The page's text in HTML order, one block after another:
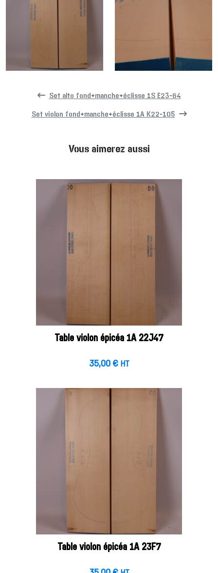
Set alto fond+manche+éclisse 1S E23-64
Set violon fond+manche+éclisse 1A K22-105
Vous aimerez aussi
Table violon épicéa 1A 22J47
35,00 € HT
Table violon épicéa 1A 23F7